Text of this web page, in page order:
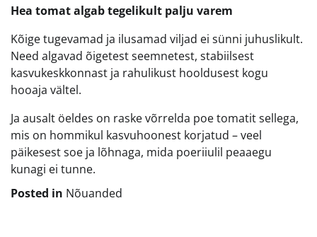
Hea tomat algab tegelikult palju varem
Kõige tugevamad ja ilusamad viljad ei sünni juhuslikult.
Need algavad õigetest seemnetest, stabiilsest
kasvukeskkonnast ja rahulikust hooldusest kogu
hooaja vältel.
Ja ausalt öeldes on raske võrrelda poe tomatit sellega,
mis on hommikul kasvuhoonest korjatud – veel
päikesest soe ja lõhnaga, mida poeriiulil peaaegu
kunagi ei tunne.
Posted in Nõuanded